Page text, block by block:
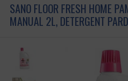
SANO FLOOR FRESH HOME
MANUAL 2L, DETERGENT